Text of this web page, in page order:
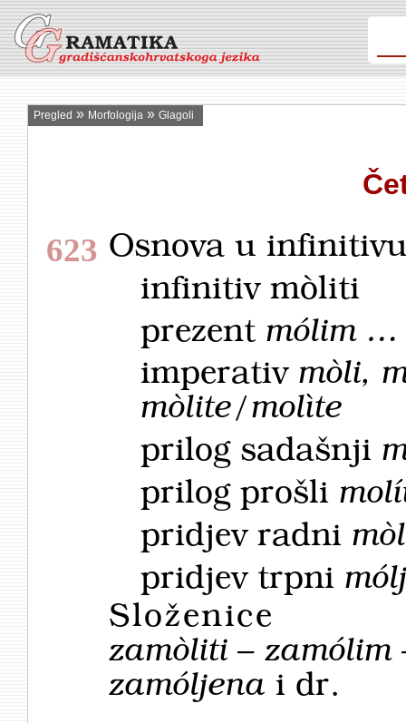
Pregled » Morfologija » Glagoli
623 Osnova u
infinitivmòliti
prezent mólim …
imperativ mòli,
mòlite/molìte
prilog sadašnji
prilog prošli
pridjev radni
pridjev trpni
Složenice
zamòliti – zamólim
zamóljena i dr.